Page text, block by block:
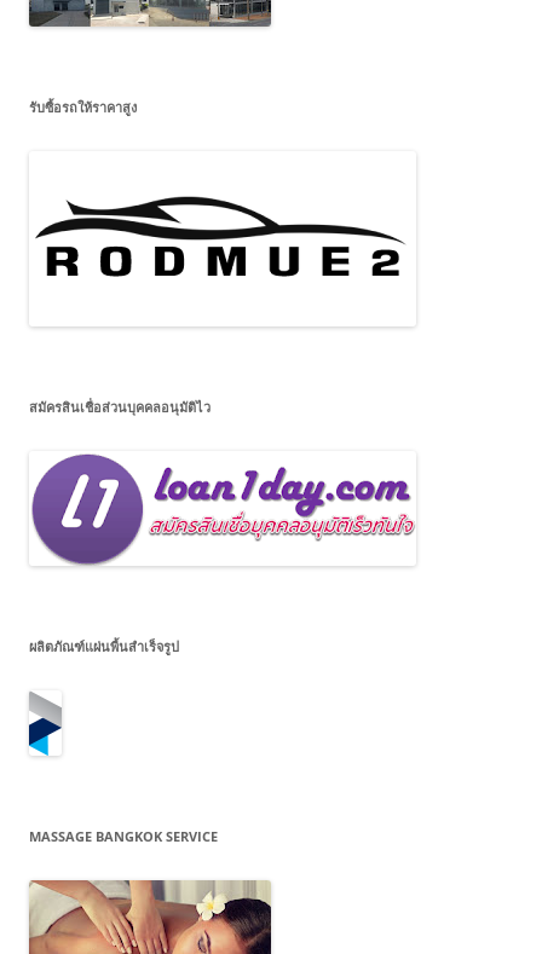
รับซื้อรถให้ราคาสูง
สมัครสินเชื่อส่วนบุคคลอนุมัติไว
ผลิตภัณฑ์แผ่นพื้นสำเร็จรูป
MASSAGE BANGKOK SERVICE